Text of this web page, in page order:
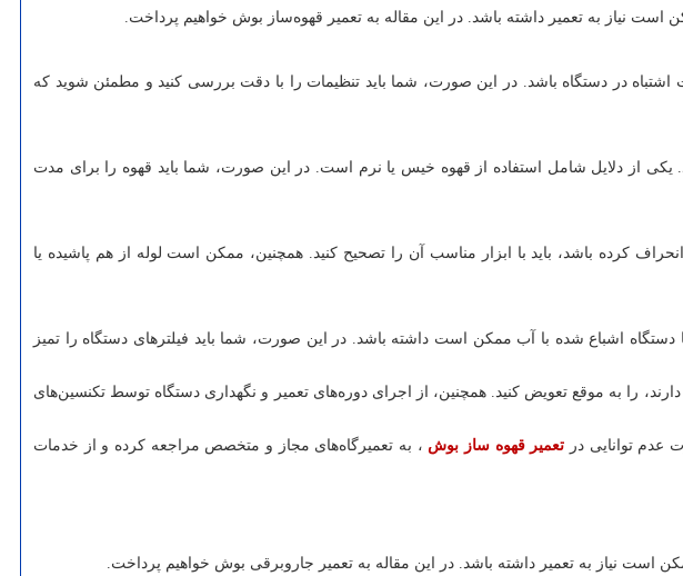
است نیاز به تعمیر داشته باشد. در این مقاله به تعمیر قهوه‌ساز بوش خواهیم پرداخت.
در دستگاه باشد. در این صورت، شما باید تنظیمات را با دقت بررسی کنید و مطمئن شوید که
از دلایل شامل استفاده از قهوه خیس یا نرم است. در این صورت، شما باید قهوه را برای مدت
کرده باشد، باید با ابزار مناسب آن را تصحیح کنید. همچنین، ممکن است لوله از هم پاشیده یا
اشباع شده با آب ممکن است داشته باشد. در این صورت، شما باید فیلترهای دستگاه را تمیز
را به موقع تعویض کنید. همچنین، از اجرای دوره‌های تعمیر و نگهداری دستگاه توسط تکنسین‌های
عدم توانایی در تعمیر قهوه ساز بوش ، به تعمیرگاه‌های مجاز و متخصص مراجعه کرده و از خدمات
است نیاز به تعمیر داشته باشد. در این مقاله به تعمیر جاروبرقی بوش خواهیم پرداخت.